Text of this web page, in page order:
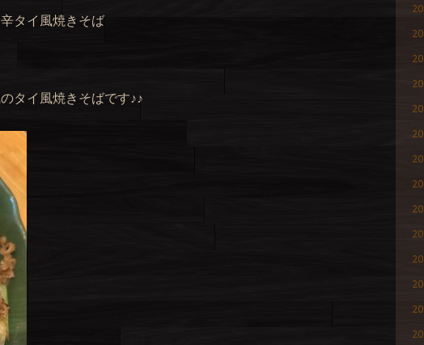
タイ風焼きそば
タイ風焼きそばです♪♪